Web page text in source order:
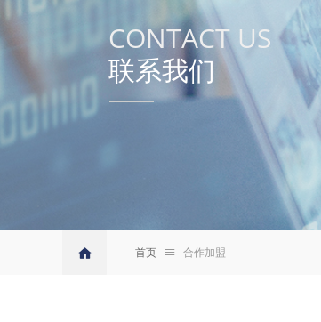
首页 ꁔ 合作加盟
CONTACT US
联系我们